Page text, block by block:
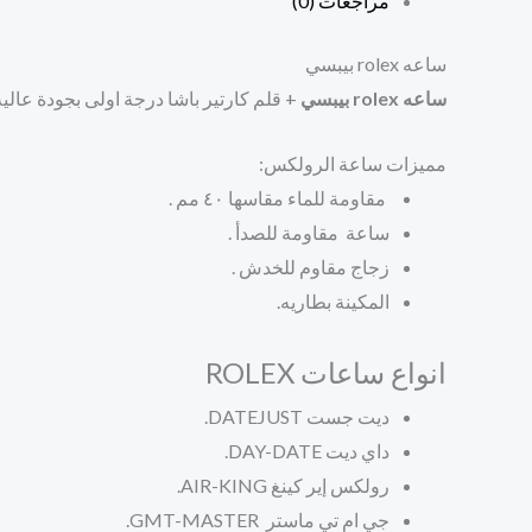
ساعه rolex بيبسي
ساعه rolex بيبسي
+ قلم كارتير باشا درجة اولى بجودة
مميزات ساعة الرولكس:
مقاومة للماء مقاسها ٤٠ مم .
ساعة مقاومة للصدأ .
زجاج مقاوم للخدش .
المكينة بطاريه.
انواع ساعات ROLEX
ديت جست DATEJUST.
داي ديت DAY-DATE.
رولكس إير كينغ AIR-KING.
جي ام تي ماستر GMT-MASTER.